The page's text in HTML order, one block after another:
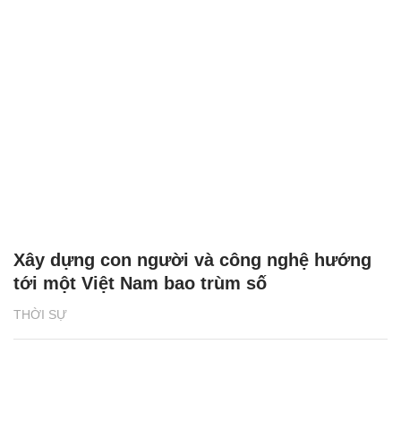
THỜI SỰ
Xây dựng con người và công nghệ hướng
tới một Việt Nam bao trùm số